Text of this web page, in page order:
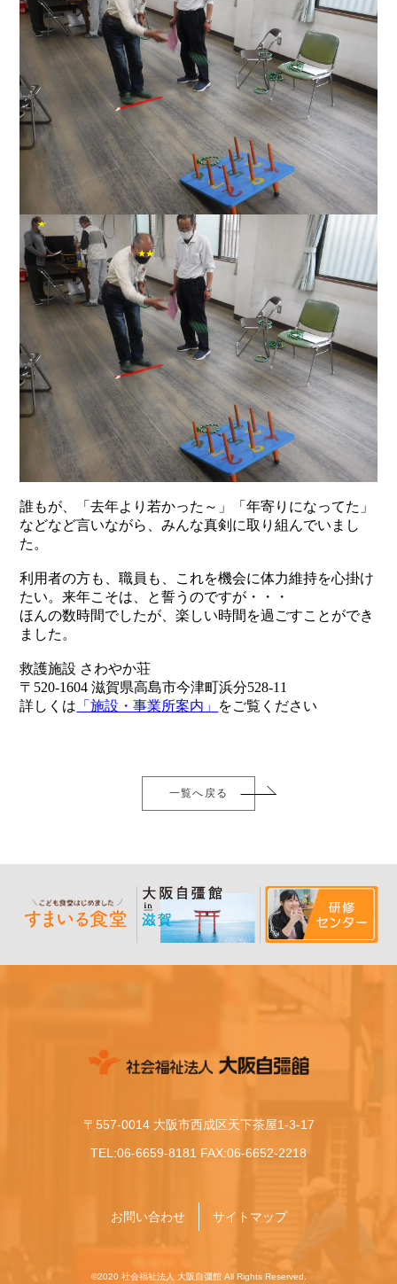
誰もが、「去年より若かった～」「年寄りになってた」
などなど言いながら、みんな真剣に取り組んでいまし
た。
利用者の方も、職員も、これを機会に体力維持を心掛け
たい。来年こそは、と誓うのですが・・・
ほんの数時間でしたが、楽しい時間を過ごすことができ
ました。
救護施設 さわやか荘
〒520-1604 滋賀県高島市今津町浜分528-11
詳しくは 「施設・事業所案内」 をご覧ください
一覧へ戻る
〒557-0014 大阪市西成区天下茶屋1-3-17
TEL:06-6659-8181 FAX:06-6652-2218
お問い合わせ サイトマップ
©2020 社会福祉法人 大阪自彊館 All Rights Reserved.